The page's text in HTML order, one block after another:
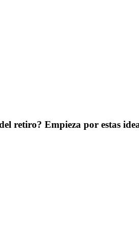
retiro? Empieza por estas